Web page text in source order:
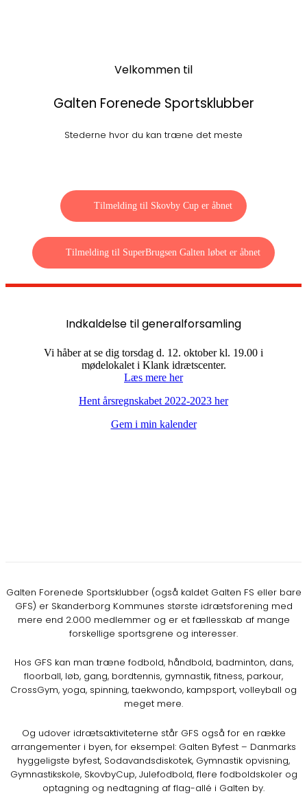
Velkommen til
Galten Forenede Sportsklubber
Stederne hvor du kan træne det meste
Tilmelding til Skovby Cup er åbnet
Tilmelding til SuperBrugsen Galten løbet er åbnet
Indkaldelse til generalforsamling
Vi håber at se dig torsdag d. 12. oktober kl. 19.00 i
mødelokalet i Klank idrætscenter.
Læs mere her
Hent årsregnskabet 2022-2023 her
Gem i min kalender
Galten Forenede Sportsklubber (også kaldet Galten FS eller bare
GFS) er Skanderborg Kommunes største idrætsforening med
mere end 2.000 medlemmer og er et fællesskab af mange
forskellige sportsgrene og interesser.
Hos GFS kan man træne fodbold, håndbold, badminton, dans,
floorball, løb, gang, bordtennis, gymnastik, fitness, parkour,
CrossGym, yoga, spinning, taekwondo, kampsport, volleyball og
meget mere.
Og udover idrætsaktiviteterne står GFS også for en række
arrangementer i byen, for eksempel: Galten Byfest – Danmarks
hyggeligste byfest, Sodavandsdiskotek, Gymnastik opvisning,
Gymnastikskole, SkovbyCup, Julefodbold, flere fodboldskoler og
optagning og nedtagning af flag-allé i Galten by.